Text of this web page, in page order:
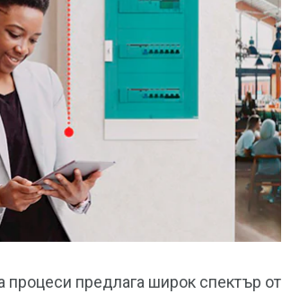
процеси предлага широк спектър от